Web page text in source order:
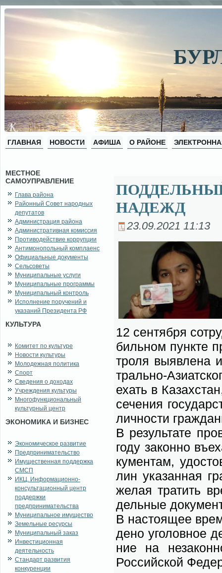
ГЛАВНАЯ НОВОСТИ АФИША О РАЙОНЕ
МЕСТНОЕ
САМОУПРАВЛЕНИЕ
Глава района
Районный Совет народных
депутатов
Администрация района
Административная комиссия
Противодействие коррупции
Антимонопольный комплаенс
Официальные документы
Сельсоветы
Муниципальные услуги
Муниципальные программы
Муниципальный контроль
Исполнение поручений и
указаний Президента РФ
КУЛЬТУРА
Комитет по культуре
Новости культуры
Молодежная политика
Спорт
Сведения о доходах
Учреждения культуры
Многофункциональный
культурный центр
ЭКОНОМИКА И БИЗНЕС
Экономическое развитие
Предпринимательство
Имущественная поддержка
СМСП
ИКЦ. Информационно-
консультационный центр
поддержки
предпринимательства
Муниципальное имущество
Земельные ресурсы
Муниципальный заказ
Инвестиционная
деятельность
Стандарт развития
конкуренции
НАДЕЖД
23.09.2021 11:13
12 сен­тяб­ря
биль­ном пунк­те
тро­ля вы­яв­ле­на
траль­но-
ехать в
се­че­ния
лич­но­сти
В ре­зуль­та­те
го­ду за­кон­но
ку­мен­там,
лин ука­зан­ная
же­лая тра­тить
дель­ные
В на­сто­я­щее
де­но уго­лов­ное
ние на
Рос­сий­ской